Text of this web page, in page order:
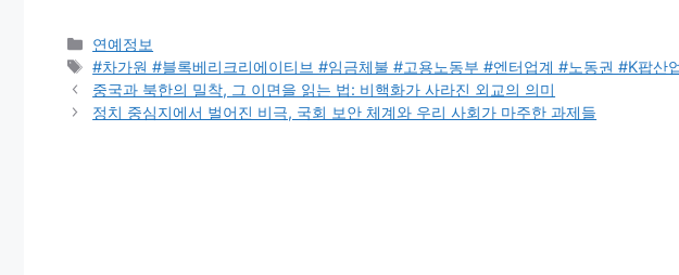
Categories
연예정보
Tags
#차가원 #블록베리크리에이티브 #임금체불 #고용노동부 #엔터업계 #노동권 #K팝산
중국과 북한의 밀착, 그 이면을 읽는 법: 비핵화가 사라진 외교의 의미
정치 중심지에서 벌어진 비극, 국회 보안 체계와 우리 사회가 마주한 과제들